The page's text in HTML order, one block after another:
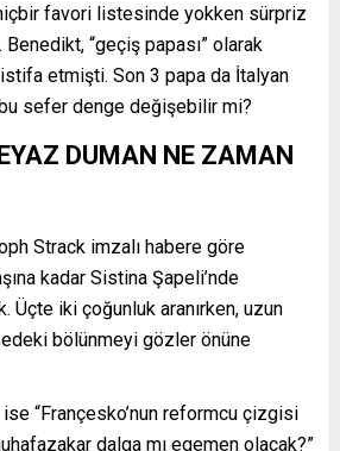
favori listesinde yokken sürpriz
Benedikt, “geçiş papası” olarak
etmişti. Son 3 papa da İtalyan
bu sefer denge değişebilir mi?
DUMAN NE ZAMAN
Strack imzalı habere göre
kadar Sistina Şapeli’nde
Üçte iki çoğunluk aranırken, uzun
bölünmeyi gözler önüne
“Françesko’nun reformcu çizgisi
dalga mı egemen olacak?”